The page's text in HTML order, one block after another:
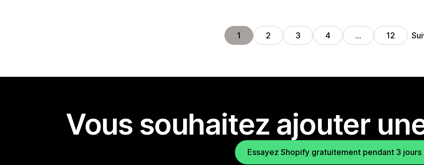
1 2 3 4 … 12
Vous souhaitez ajouter
Essayez Shopify gratuitement pendant 3 jours